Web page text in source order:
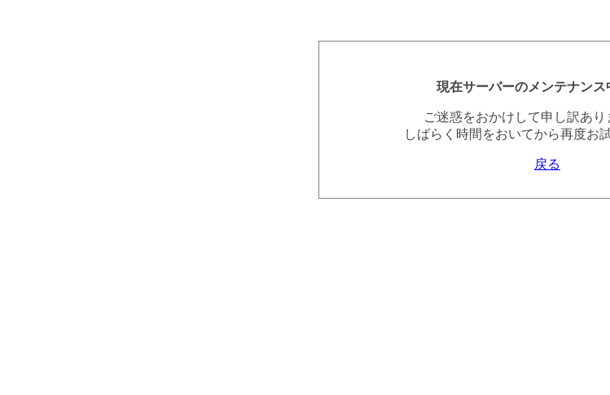
現在サーバーのメンテナンス
ご迷惑をおかけして申し訳あり
しばらく時間をおいてから再度お
戻る